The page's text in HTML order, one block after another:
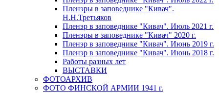
Пленэры в заповеднике "Кивач".
Н.Н.Третьяков
Пленэр в заповеднике "Кивач". Июль 2021 г.
Пленэры в заповеднике "Кивач" 2020 г.
Пленэр в заповеднике "Кивач". Июнь 2019 г.
Пленэр в заповеднике "Кивач". Июнь 2018 г.
Работы разных лет
ВЫСТАВКИ
ФОТОАРХИВ
ФОТО ФИНСКОЙ АРМИИ 1941 г.